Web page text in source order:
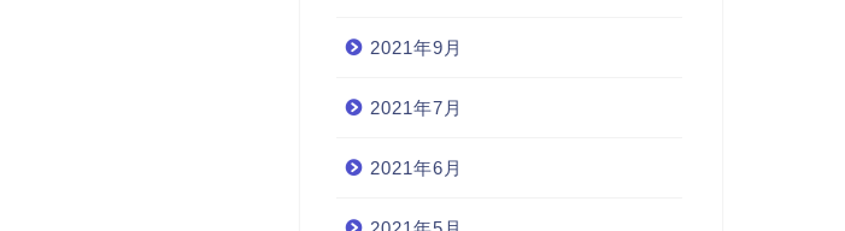
2021年9月
2021年7月
2021年6月